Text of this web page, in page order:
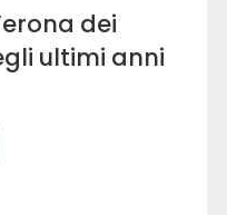
dei
ultimi anni